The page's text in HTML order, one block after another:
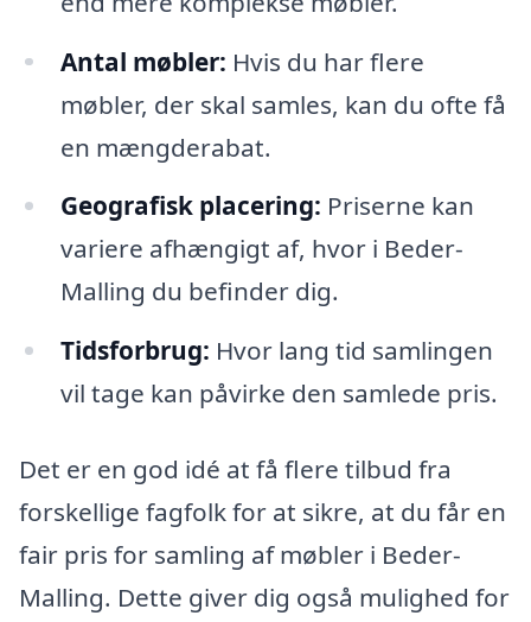
Antal møbler: Hvis du har flere
møbler, der skal samles, kan du ofte få
en mængderabat.
Geografisk placering: Priserne kan
variere afhængigt af, hvor i Beder-
Malling du befinder dig.
Tidsforbrug: Hvor lang tid samlingen
vil tage kan påvirke den samlede pris.
Det er en god idé at få flere tilbud fra
forskellige fagfolk for at sikre, at du får en
fair pris for samling af møbler i Beder-
Malling. Dette giver dig også mulighed for